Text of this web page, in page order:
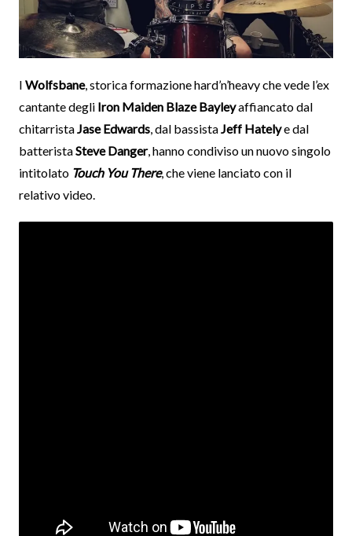
I Wolfsbane, storica formazione hard’n’heavy che vede l’ex
cantante degli Iron Maiden Blaze Bayleyaffiancato dal
chitarristaJase Edwards, dal bassistaJeff Hatelye dal
batteristaSteve Danger, hanno condiviso un nuovo singolo
intitolato Touch You There, che viene lanciato con il
relativo video.